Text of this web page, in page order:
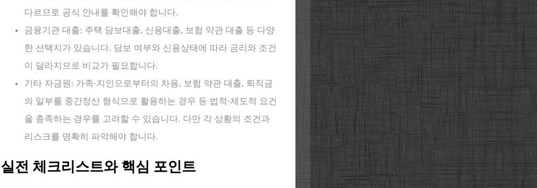
다르므로 공식 안내를 확인해야 합니다.
금융기관 대출: 주택 담보대출, 신용대출, 보험 약관 대출 등 다양
한 선택지가 있습니다. 담보 여부와 신용상태에 따라 금리와 조건
이 달라지므로 비교가 필요합니다.
기타 자금원: 가족·지인으로부터의 차용, 보험 약관 대출, 퇴직금
의 일부를 중간정산 형식으로 활용하는 경우 등 법적·제도적 요건
을 충족하는 경우를 고려할 수 있습니다. 다만 각 상황의 조건과
리스크를 명확히 파악해야 합니다.
실전 체크리스트와 핵심 포인트